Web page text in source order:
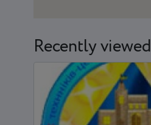
Recently viewed